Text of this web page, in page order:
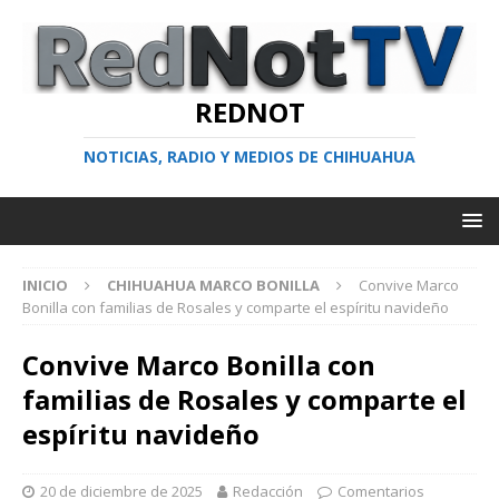
REDNOT
NOTICIAS, RADIO Y MEDIOS DE CHIHUAHUA
INICIO CHIHUAHUA MARCO BONILLA
Convive Marco
Bonilla con familias de Rosales y comparte el espíritu navideño
Convive Marco Bonilla con
familias de Rosales y comparte el
espíritu navideño
20 de diciembre de 2025 Redacción
Comentarios